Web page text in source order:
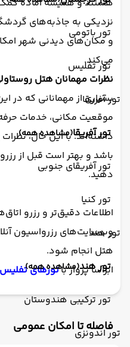
تور باتومی
تور تفلیس
تور آفریقا
تور آفریقا(مشاهده همه)
تور آفریقای جنوبی
تور کنیا
تور هند
تور هند(مشاهده همه)
تور ترکیبی هندوستان
تور اندونزی
هستند و همیشه آماده
نزدیکی به جاذبه‌های
و مکان‌های دیدنی شهر
می‌کند.
نظرات مهمانان هتل
بسیاری از مهمانانی که در
موقعیت مکانی، خدمات
داشته‌اند. با این حال،
باشد و بهتر است قبل از
دهید.
اطلاعات دقیق‌تر و رزرو
وب‌سایت‌های رزرواسیون
هتل انجام شود.
ابرآسا پرواز باتورهای تفلیس
فاصله تا امکان عمومی